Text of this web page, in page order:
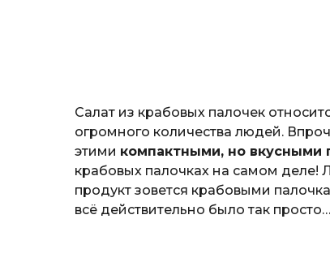
Салат из крабовых палочек
огромного количества людей.
этими компактными, но вкусными
крабовых палочках на самом
продукт зовется крабовыми
всё действительно было так просто…